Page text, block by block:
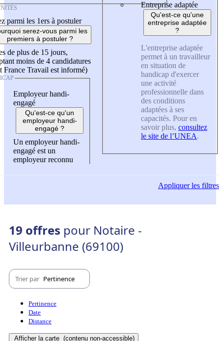
parmi les 1ers à postuler
serez-vous parmi les
premiers à postuler ?
de plus de 15 jours,
moins de 4 candidatures
France Travail est informé)
Employeur handi-
engagé
Qu'est-ce qu'un
employeur handi-
engagé ?
Un employeur handi-
engagé est un
employeur reconnu
Entreprise adaptée
Qu'est-ce qu'une
entreprise adaptée
?
L'entreprise adaptée
permet à un travailleur
en situation de
handicap d'exercer
une activité
professionnelle dans
des conditions
adaptées à ses
capacités. Pour en
savoir plus, consultez
le site de l’UNEA.
Appliquerles filtres
19 offres pour Notaire -
Villeurbanne (69100)
Trier par Pertinence
Pertinence
Date
Distance
Afficher la carte (contenu non-accessible)